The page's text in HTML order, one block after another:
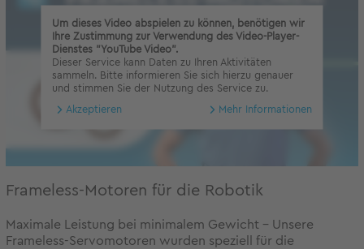
Um dieses Video abspielen zu können, benötigen wir
Ihre Zustimmung zur Verwendung des Video-Player-
Dienstes "YouTube Video".
Dieser Service kann Daten zu Ihren Aktivitäten
sammeln. Bitte informieren Sie sich hierzu genauer
und stimmen Sie der Nutzung des Service zu.
Akzeptieren Mehr Informationen
Frameless-Motoren für die Robotik
Maximale Leistung bei minimalem Gewicht – Unsere
Frameless-Servomotoren wurden speziell für die